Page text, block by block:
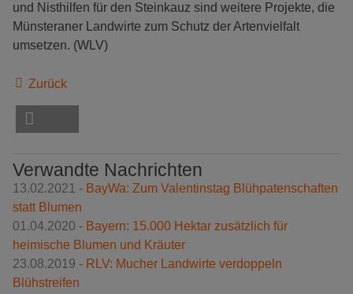
und Nisthilfen für den Steinkauz sind weitere Projekte, die
Münsteraner Landwirte zum Schutz der Artenvielfalt
umsetzen. (WLV)
Zurück
Verwandte Nachrichten
13.02.2021 - BayWa: Zum Valentinstag Blühpatenschaften
statt Blumen
01.04.2020 - Bayern: 15.000 Hektar zusätzlich für
heimische Blumen und Kräuter
23.08.2019 - RLV: Mucher Landwirte verdoppeln
Blühstreifen